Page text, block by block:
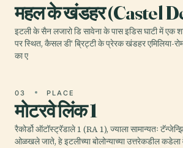
महल के खंडहर (Castel
इटली के सैन लजारो डि सावेना के पास इडिस घाटी में एक
पर स्थित, कैसल डी' ब्रिट्टी के प्रेरक खंडहर एमिलिया-
का ए
03 PLACE
मोटरवे लिंक 1
रैकोर्डो ऑटॉस्ट्रॅडाले 1 (RA 1), ज्याला सामान्यतः
ओळखले जाते, हे इटलीच्या बोलोन्याच्या उत्तरेकडील कडेला